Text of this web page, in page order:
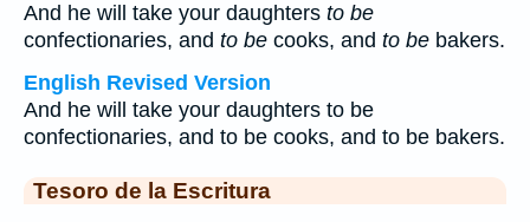
And he will take your daughters to be
confectionaries, and to be cooks, and to be bakers.
English Revised Version
And he will take your daughters to be
confectionaries, and to be cooks, and to be bakers.
Tesoro de la Escritura